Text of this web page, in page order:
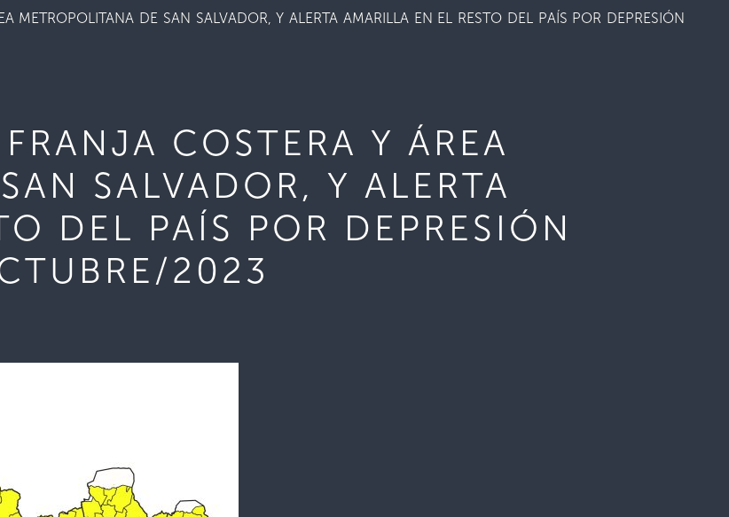
METROPOLITANA DE SAN SALVADOR, Y ALERTA AMARILLA EN EL RESTO DEL PAÍS POR DEPRESIÓN
COSTERA Y ÁREA
SALVADOR, Y ALERTA
DEL PAÍS POR DEPRESIÓN
2023